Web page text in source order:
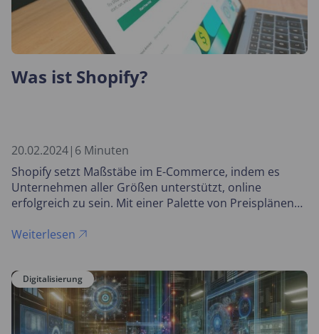
Was ist Shopify?
20.02.2024| 6 Minuten
Shopify setzt Maßstäbe im E-Commerce, indem es
Unternehmen aller Größen unterstützt, online
erfolgreich zu sein. Mit einer Palette von Preisplänen
Plattform, die sowohl für Einsteiger als auch für
Weiterlesen
Digitalisierung